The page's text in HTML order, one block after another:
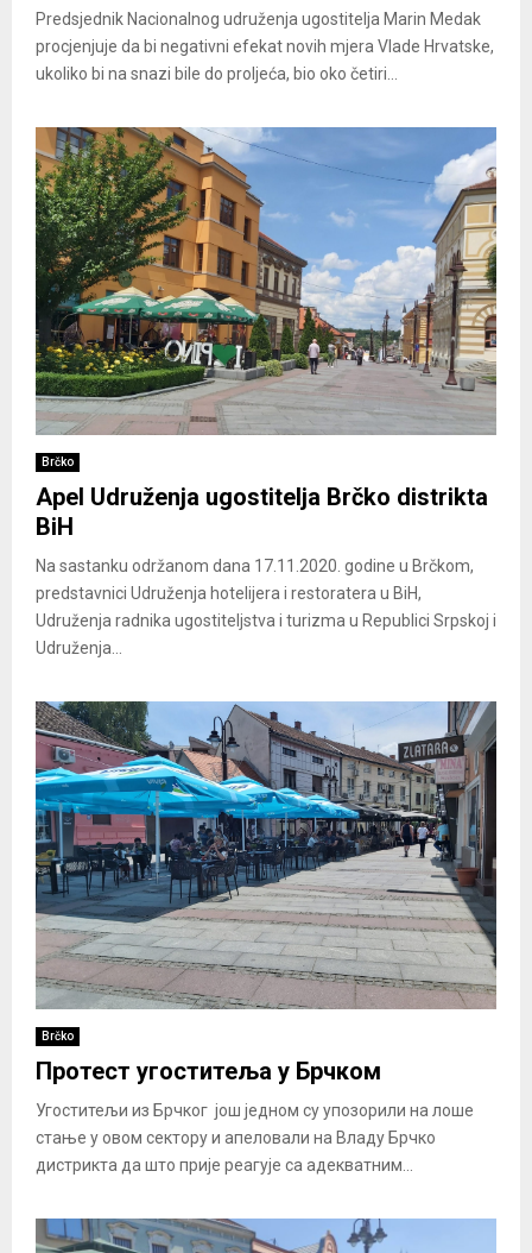
Predsjednik Nacionalnog udruženja ugostitelja Marin Medak
procjenjuje da bi negativni efekat novih mjera Vlade Hrvatske,
ukoliko bi na snazi bile do proljeća, bio oko četiri...
Brčko
Apel Udruženja ugostitelja Brčko distrikta
BiH
Na sastanku održanom dana 17.11.2020. godine u Brčkom,
predstavnici Udruženja hotelijera i restoratera u BiH,
Udruženja radnika ugostiteljstva i turizma u Republici Srpskoj i
Udruženja...
Brčko
Протест угоститеља у Брчком
Угоститељи из Брчког још једном су упозорили на лоше
стање у овом сектору и апеловали на Владу Брчко
дистрикта да што прије реагује са адекватним...